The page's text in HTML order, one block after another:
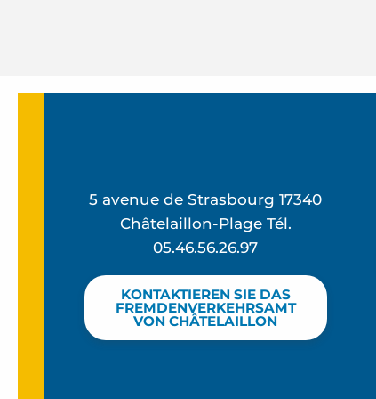
5 avenue de Strasbourg 17340
Châtelaillon-Plage Tél.
05.46.56.26.97
KONTAKTIEREN SIE DAS
FREMDENVERKEHRSAMT
VON CHÂTELAILLON